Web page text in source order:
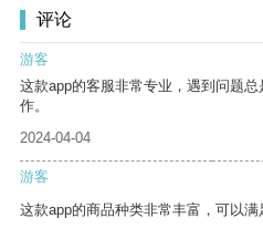
评论
游客
这款app的客服非常专业，遇到问题
作。
2024-04-04
游客
这款app的商品种类非常丰富，可以满